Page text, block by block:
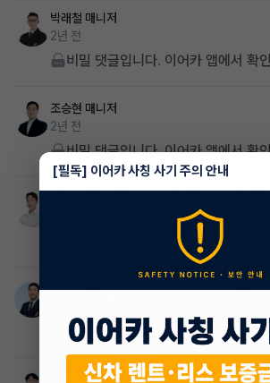
박래철 매니저
2년 전
비밀 댓글입니다. 이어카 앱에서 확
조승현 매니저
2년 전
비밀 댓글입니다. 이어카 앱에서 확
비밀 댓글입니다. 이어카 앱에서 확
한태현매니저
비밀 댓글입니다. 이어카 앱에서 확
매니저
[필독] 이어카 사칭 사기 주의 안내